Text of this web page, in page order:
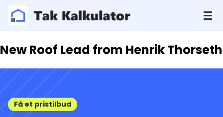
New Roof Lead from Henrik Thorseth
Få et pristilbud